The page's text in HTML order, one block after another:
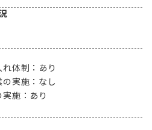
体制： あり
実施： なし
施： あり